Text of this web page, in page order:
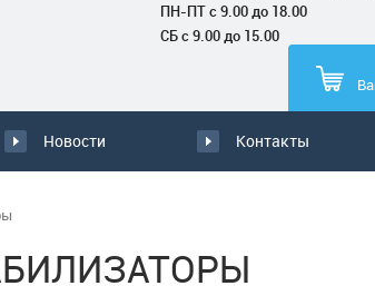
ПН-ПТ с 9.00 до 18.00
СБ с 9.00 до 15.00
Новости Контакты